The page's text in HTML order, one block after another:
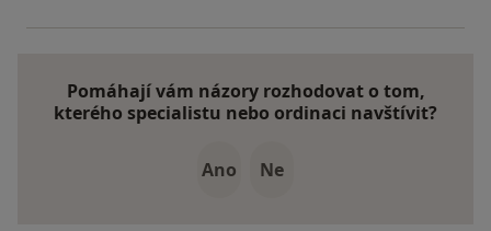
Pomáhají vám názory rozhodovat o tom,
kterého specialistu nebo ordinaci navštívit?
Ano Ne